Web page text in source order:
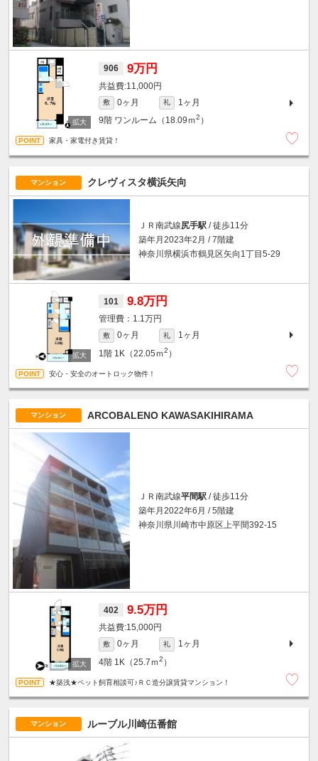
906 9万円
11,000円
敷 0ヶ月 礼
1ヶ月
9階 ワンルーム（18.09ｍ2 ）
家具・家電付き賃貸！
マンション クレヴィスタ横浜矢向
ＪＲ南武線尻手駅 / 徒歩11分
築年月2023年2月 / 7階建
神奈川県横浜市鶴見区矢向1丁目5-29
101 9.8万円
1.1万円
敷 0ヶ月 礼
1ヶ月
1階 1K（22.05ｍ2 ）
安心・安全のオートロック物件！
マンション ARCOBALENO KAWASAKIHIRAMA
ＪＲ南武線平間駅 / 徒歩11分
築年月2022年6月 / 5階建
神奈川県川崎市中原区上平間392-15
402 9.5万円
15,000円
敷 0ヶ月 礼
1ヶ月
4階 1K（25.7ｍ2 ）
★築浅★ペット飼育相談可♪ＲＣ造分譲賃貸マンション！
マンション ルーブル川崎伍番館